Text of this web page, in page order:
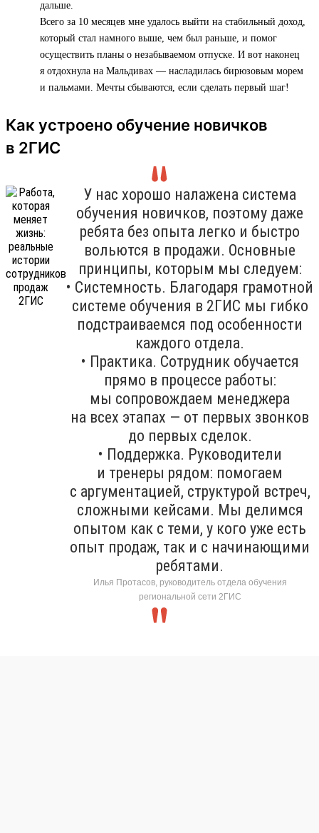
дальше.
Всего за 10 месяцев мне удалось выйти на стабильный доход,
который стал намного выше, чем был раньше, и помог
осуществить планы о незабываемом отпуске. И вот наконец
я отдохнула на Мальдивах — насладилась бирюзовым морем
и пальмами. Мечты сбываются, если сделать первый шаг!
Как устроено обучение новичков
в 2ГИС
У нас хорошо налажена система
обучения новичков, поэтому даже
ребята без опыта легко и быстро
вольются в продажи. Основные
принципы, которым мы следуем:
• Системность. Благодаря грамотной
системе обучения в 2ГИС мы гибко
подстраиваемся под особенности
каждого отдела.
• Практика. Сотрудник обучается
прямо в процессе работы:
мы сопровождаем менеджера
на всех этапах — от первых звонков
до первых сделок.
• Поддержка. Руководители
и тренеры рядом: помогаем
с аргументацией, структурой встреч,
сложными кейсами. Мы делимся
опытом как с теми, у кого уже есть
опыт продаж, так и с начинающими
ребятами.
Илья Протасов, руководитель отдела обучения
региональной сети 2ГИС